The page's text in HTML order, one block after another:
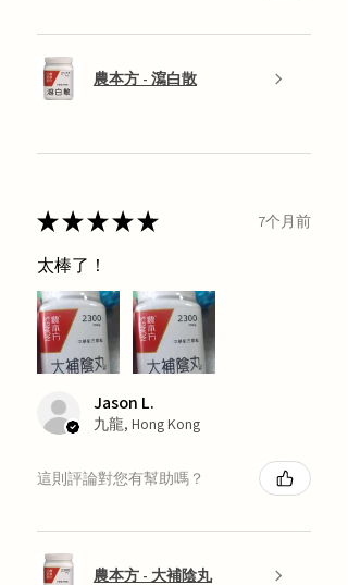
農本方 - 瀉白散
★★★★★ 7个月前
太棒了！
Jason L.
九龍, Hong Kong
這則評論對您有幫助嗎？
農本方 - 大補陰丸